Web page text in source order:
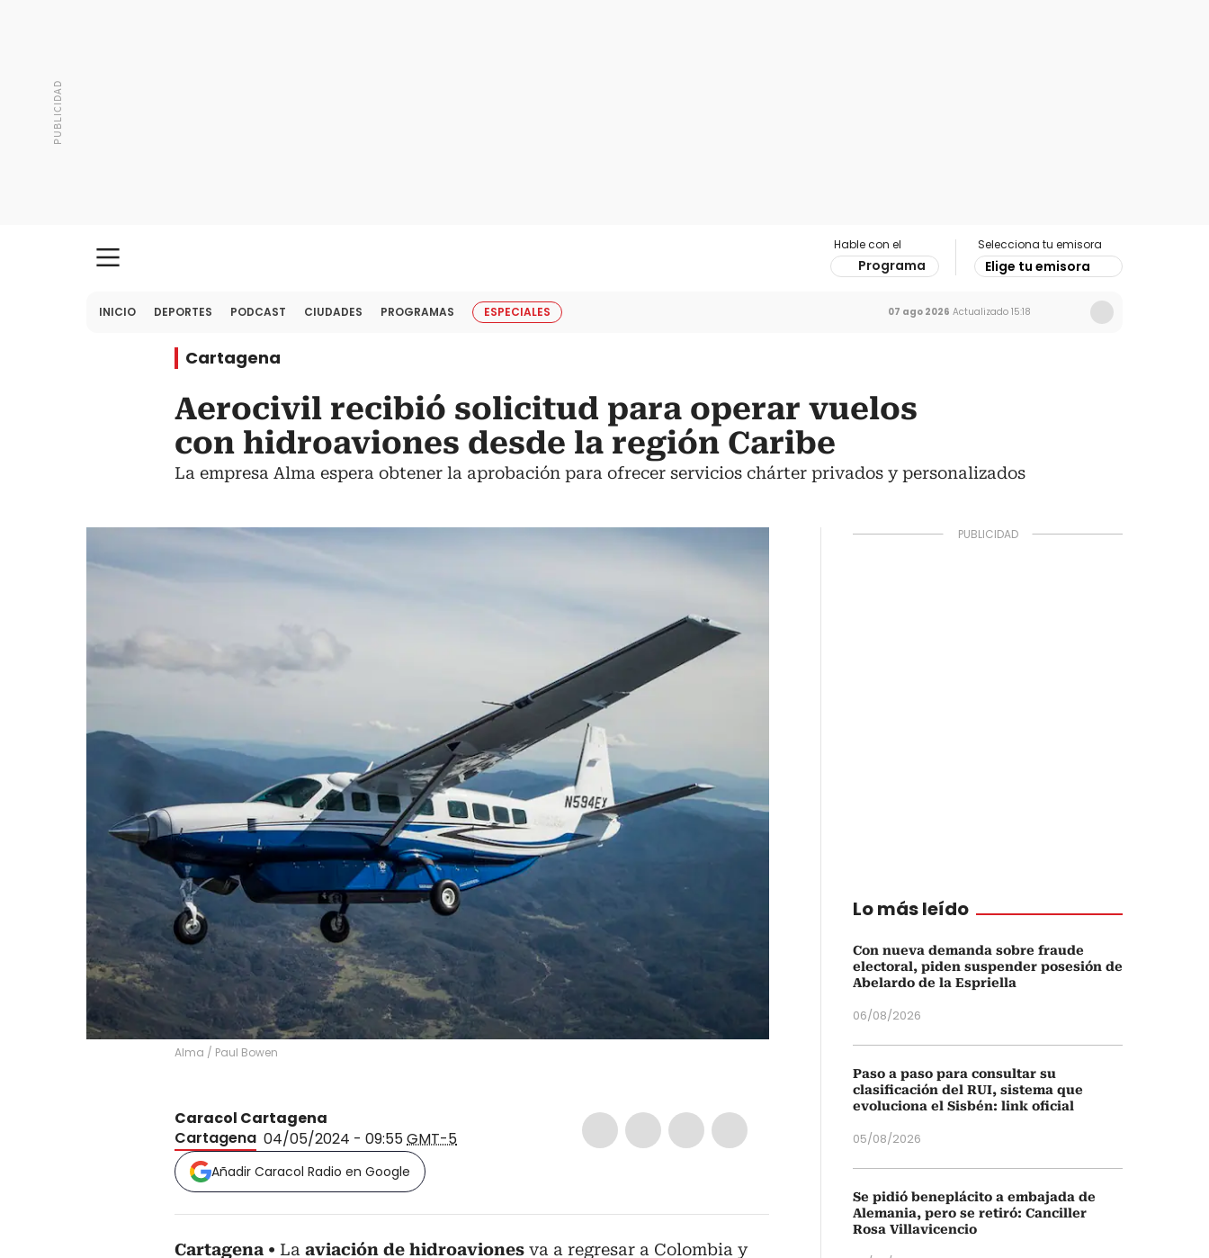
Hable con el
Programa
Selecciona tu emisora
Elige tu emisora
INICIO DEPORTES PODCAST CIUDADES PROGRAMAS ESPECIALES 07 ago 2026 Actualizado 15:18
Cartagena
Aerocivil recibió solicitud para operar vuelos
con hidroaviones desde la región Caribe
La empresa Alma espera obtener la aprobación para ofrecer servicios chárter privados y personalizados
Alma / Paul Bowen
Caracol Cartagena
Cartagena 04/05/2024 - 09:55GMT-5
Añadir Caracol Radio en Google
Cartagena La aviación de hidroaviones va a regresar a Colombia y
Lo más leído
Con nueva demanda sobre fraude
electoral, piden suspender posesión de
Abelardo de la Espriella
06/08/2026
Paso a paso para consultar su
clasificación del RUI, sistema que
evoluciona el Sisbén: link oficial
05/08/2026
Se pidió beneplácito a embajada de
Alemania, pero se retiró: Canciller
Rosa Villavicencio